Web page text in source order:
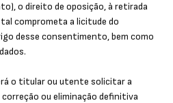
o direito de oposição, à retirada
comprometa a licitude do
desse consentimento, bem como
o titular ou utente solicitar a
ou eliminação definitiva